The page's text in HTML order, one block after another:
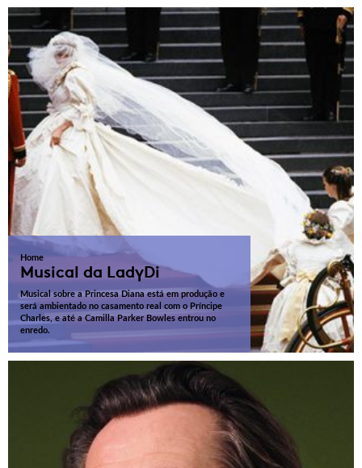
Home
Musical da LadyDi
Musical sobre a Princesa Diana está em produção e
será ambientado no casamento real com o Príncipe
Charles, e até a Camilla Parker Bowles entrou no
enredo.